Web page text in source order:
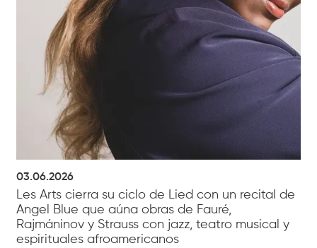
03.06.2026
Les Arts cierra su ciclo de Lied con un recital de
Angel Blue que aúna obras de Fauré,
Rajmáninov y Strauss con jazz, teatro musical y
espirituales afroamericanos